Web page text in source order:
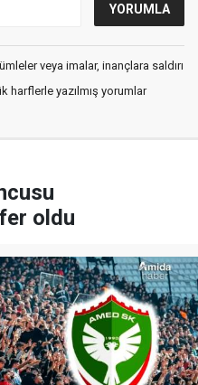
veya imalar, inançlara saldırı
harflerle yazılmış yorumlar
oldu